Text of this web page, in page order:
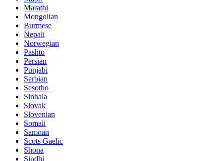
Marathi
Mongolian
Burmese
Nepali
Norwegian
Pashto
Persian
Punjabi
Serbian
Sesotho
Sinhala
Slovak
Slovenian
Somali
Samoan
Scots Gaelic
Shona
Sindhi